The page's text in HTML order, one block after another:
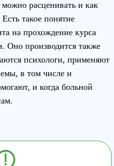
расценивать и как
такое понятие
на прохождение курса
Оно производится также
психологи, применяют
в том числе и
и когда больной